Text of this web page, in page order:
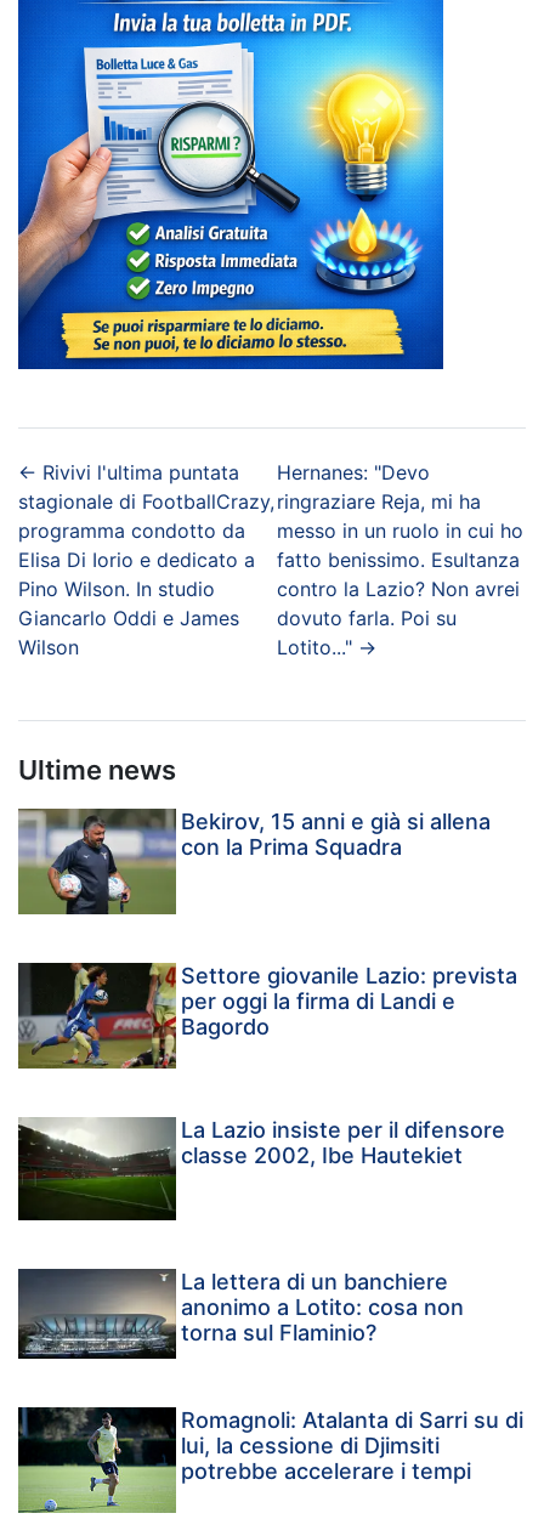
← Rivivi l'ultima puntata
stagionale di FootballCrazy,
programma condotto da
Elisa Di Iorio e dedicato a
Pino Wilson. In studio
Giancarlo Oddi e James
Wilson
Hernanes: "Devo
ringraziare Reja, mi ha
messo in un ruolo in cui ho
fatto benissimo. Esultanza
contro la Lazio? Non avrei
dovuto farla. Poi su
Lotito..."→
Ultime news
Bekirov, 15 anni e già si allena
con la Prima Squadra
Settore giovanile Lazio: prevista
per oggi la firma di Landi e
Bagordo
La Lazio insiste per il difensore
classe 2002, Ibe Hautekiet
La lettera di un banchiere
anonimo a Lotito: cosa non
torna sul Flaminio?
Romagnoli: Atalanta di Sarri su di
lui, la cessione di Djimsiti
potrebbe accelerare i tempi